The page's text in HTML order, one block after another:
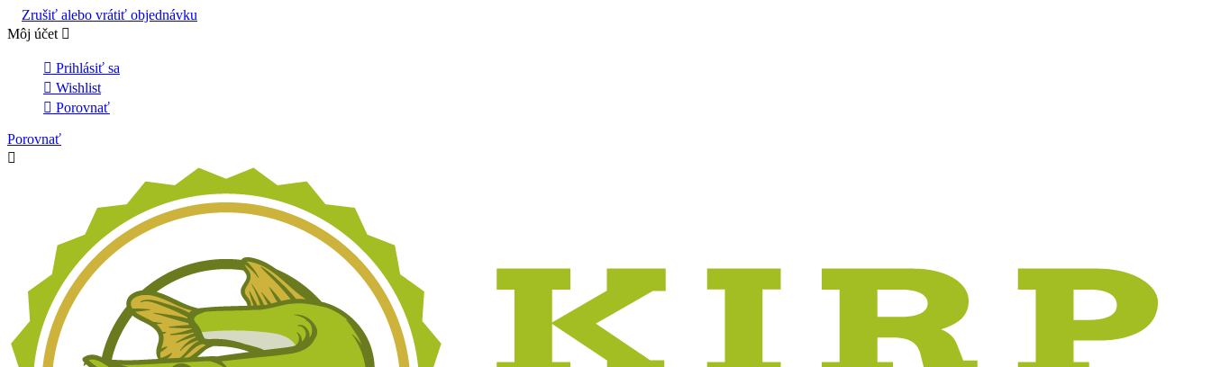
Zrušiť alebo vrátiť objednávku
Môj účet 
 Prihlásiť sa
 Wishlist
 Porovnať
Porovnať
